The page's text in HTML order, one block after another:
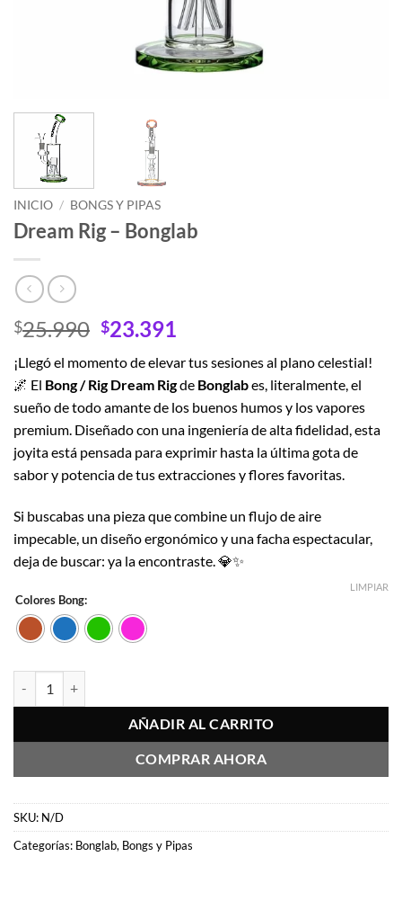
INICIO / BONGS Y PIPAS
Dream Rig – Bonglab
$25.990 El
original
era:
$25.990.
$23.391
actual
es:
$23.391.
¡Llegó el momento de elevar tus sesiones al plano celestial!
🌌 El Bong / Rig Dream Rigde Bonglabes, literalmente, el
sueño de todo amante de los buenos humos y los vapores
premium. Diseñado con una ingeniería de alta fidelidad, esta
joyita está pensada para exprimir hasta la última gota de
sabor y potencia de tus extracciones y flores favoritas.
Si buscabas una pieza que combine un flujo de aire
impecable, un diseño ergonómico y una facha espectacular,
deja de buscar: ya la encontraste. 💎✨
Colores Bong:
LIMPIAR
AÑADIR AL CARRITO
COMPRAR AHORA
SKU: N/D
Categorías: Bonglab, Bongs y Pipas